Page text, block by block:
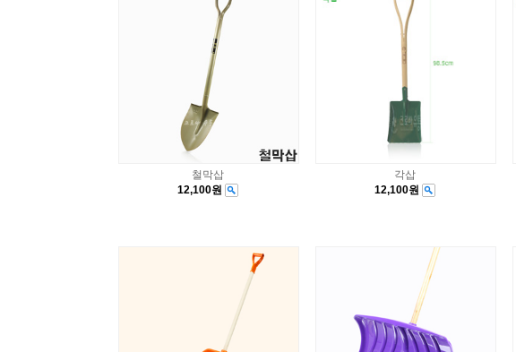
철막삽
12,100원
각삽
12,100원